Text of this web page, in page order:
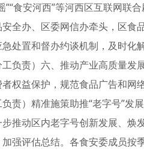
”“食安河西”等河西区互联网联
全办、区委网信办牵头，区
处置和督办约谈机制，及时
负责）六、推动产业高质量
权益保护，规范食品广告和
责）精准施策助推“老字号”
推动区内老字号创新发展、
强评估总结。各食安委成员